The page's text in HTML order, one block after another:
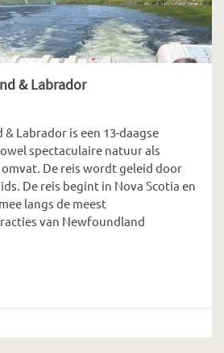
& Labrador
Labrador is een 13-daagse
spectaculaire natuur als
De reis wordt geleid door
De reis begint in Nova Scotia en
langs de meest
van Newfoundland